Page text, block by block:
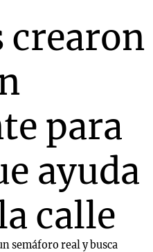
crearon
para
ayuda
calle
semáforo real y busca